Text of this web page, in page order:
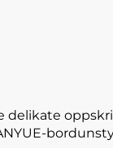
delikate